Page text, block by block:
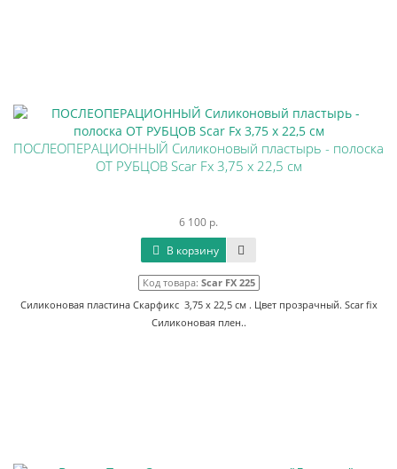
ПОСЛЕОПЕРАЦИОННЫЙ Силиконовый пластырь - полоска
ОТ РУБЦОВ Scar Fx 3,75 х 22,5 см
6 100 р.
В корзину
Код товара: Scar FX 225
Силиконовая пластина Скарфикс 3,75 х 22,5 см . Цвет прозрачный. Scar fix
Силиконовая плен..